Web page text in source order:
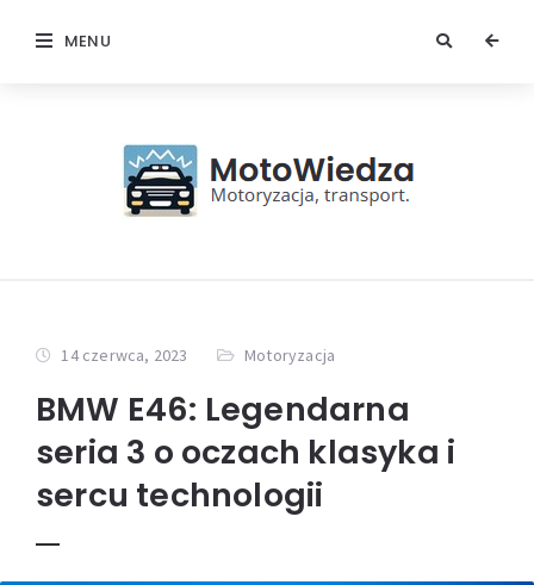
MENU
14 czerwca, 2023 Motoryzacja
BMW E46: Legendarna
seria 3 o oczach klasyka i
sercu technologii